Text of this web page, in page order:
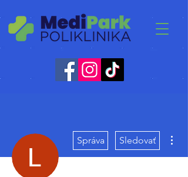
Správa Sledovať